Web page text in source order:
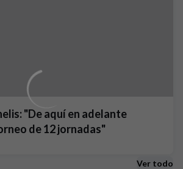
"De aquí en adelante
de 12 jornadas"
Ver todo